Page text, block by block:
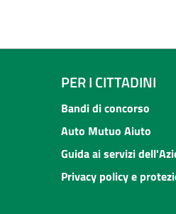
PER I CITTADINI
Bandi di concorso
Auto Mutuo Aiuto
Guida ai servizi
Privacy policy e